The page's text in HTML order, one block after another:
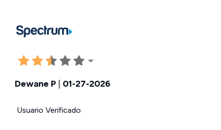
Dewane P 01-27-2026
Usuario Verificado